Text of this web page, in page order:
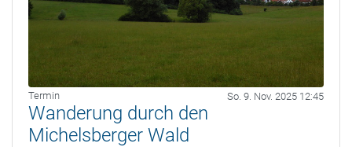
Termin So. 9. Nov. 2025 12:45
Wanderung durch den
Michelsberger Wald